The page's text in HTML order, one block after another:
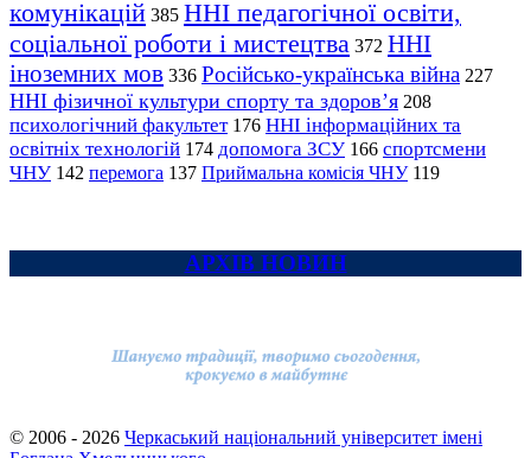
комунікацій 385 ННІ педагогічної освіти,
соціальної роботи і мистецтва 372 ННІ
іноземних мов 336 Російсько-українська війна 227
ННІ фізичної культури спорту та здоров’я 208
психологічний факультет 176 ННІ інформаційних та
освітніх технологій 174 допомога ЗСУ 166 спортсмени
ЧНУ 142 перемога 137 Приймальна комісія ЧНУ 119
АРХІВ НОВИН
© 2006 - 2026 Черкаський національний університет імені